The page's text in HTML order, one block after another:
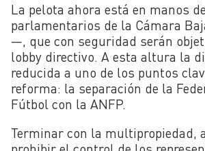
La pelota ahora está en manos
parlamentarios de la Cámara
—, que con seguridad serán
lobby directivo. A esta altura la
reducida a uno de los puntos
reforma: la separación de la
Fútbol con la ANFP.
Terminar con la multipropiedad,